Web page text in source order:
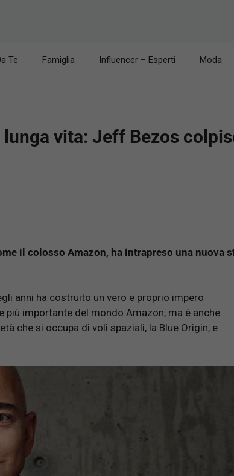
Te Famiglia Influencer – Esperti Moda
vita: Jeff Bezos
il colosso Amazon, ha intrapreso una nuova
anni ha costruito un vero e proprio impero
importante del mondo Amazon, ma è anche
che si occupa di voli spaziali, la Blue Origin, e